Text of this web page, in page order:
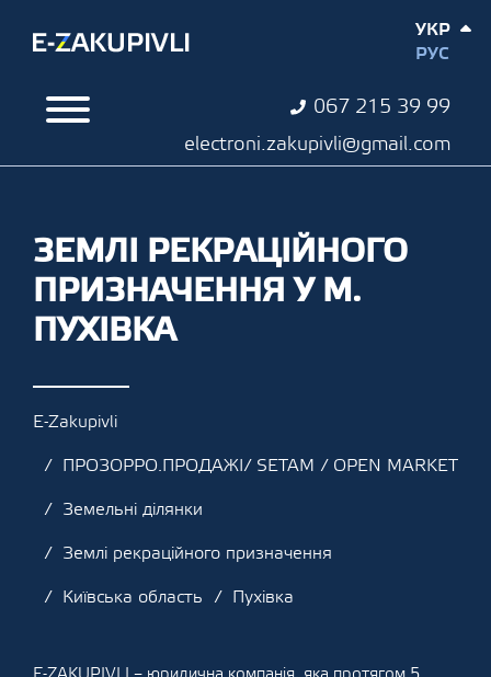
067 215 39 99
electroni.zakupivli@gmail.com
УКР
РУС
ЗЕМЛІ РЕКРАЦІЙНОГО
ПРИЗНАЧЕННЯ У М.
ПУХІВКА
E-Zakupivli
ПРОЗОРРО.ПРОДАЖІ/ SETAM / OPEN MARKET
Земельні ділянки
Землі рекраційного призначення
Київська область
Пухівка